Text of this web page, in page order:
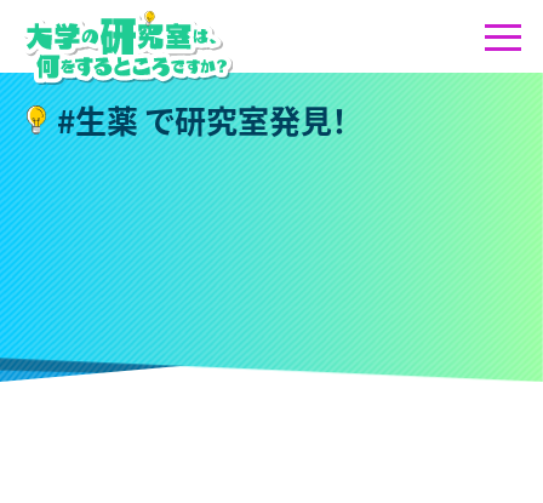
#生薬で研究室発見！